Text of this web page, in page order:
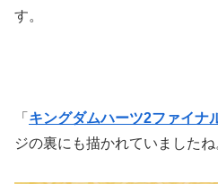
す。
「 キングダムハーツ2ファイナ
ジの裏にも描かれていましたね